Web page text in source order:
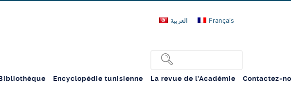
العربية Français
Encyclopédie tunisienne La revue de l’Académie Contactez-